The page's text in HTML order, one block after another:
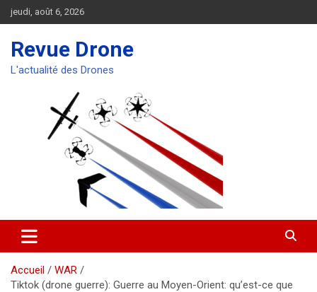
Aller
au
jeudi, août 6, 2026
Revue Drone
L'actualité des Drones
Accueil
WAR
Tiktok (drone guerre): Guerre au Moyen-Orient: qu’est-ce que